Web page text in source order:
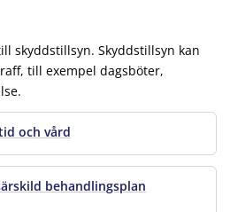
skyddstillsyn. Skyddstillsyn kan
till exempel dagsböter,
och vård
behandlingsplan